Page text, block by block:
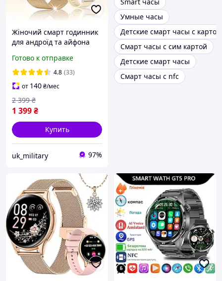
Жіночий смарт годинник
для андроїд та айфона
вимірювання тиску та
розумним будильником
Готово к отправке
4.8 (33)
от 140₴/мес
1 399₴
2 399 ₴
Купить
uk_military 97%
Умные часы
Детские смарт часы с картой
Смарт часы с сим картой
Детские смарт часы
Смарт часы с nfc